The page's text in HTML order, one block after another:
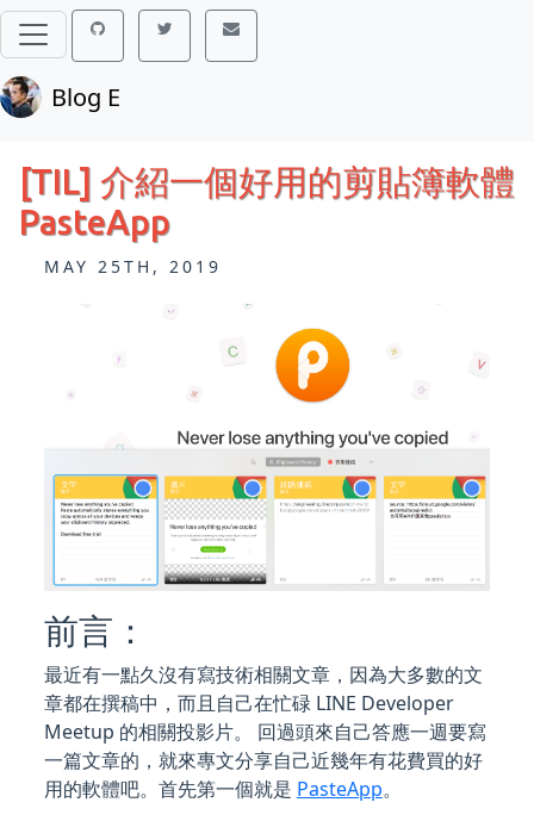
Blog E
[TIL] 介紹一個好用的剪貼簿軟體
PasteApp
MAY 25TH, 2019
前言：
最近有一點久沒有寫技術相關文章，因為大多數的文
章都在撰稿中，而且自己在忙碌 LINE Developer
Meetup 的相關投影片。 回過頭來自己答應一週要寫
一篇文章的，就來專文分享自己近幾年有花費買的好
用的軟體吧。首先第一個就是 PasteApp。